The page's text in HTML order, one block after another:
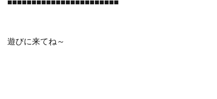
遊びに来てね～